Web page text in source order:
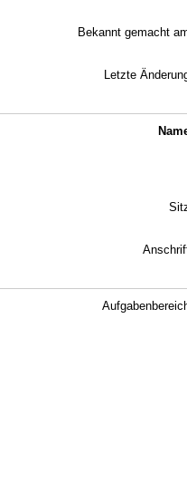
Bekannt gemacht
Letzte